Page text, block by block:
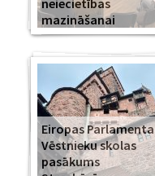
neiecietības
mazināšanai
Eiropas Parlamenta
Vēstnieku skolas
pasākums